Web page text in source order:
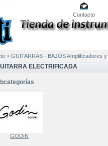
Contacto
> GUITARRAS - BAJOS Amplificadores
ELECTRIFICADA
GODIN